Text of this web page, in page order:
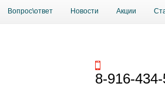
Вопрос\ответ Новости Акции
8-916-